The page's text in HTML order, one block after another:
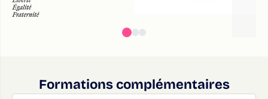
Formations complémentaires